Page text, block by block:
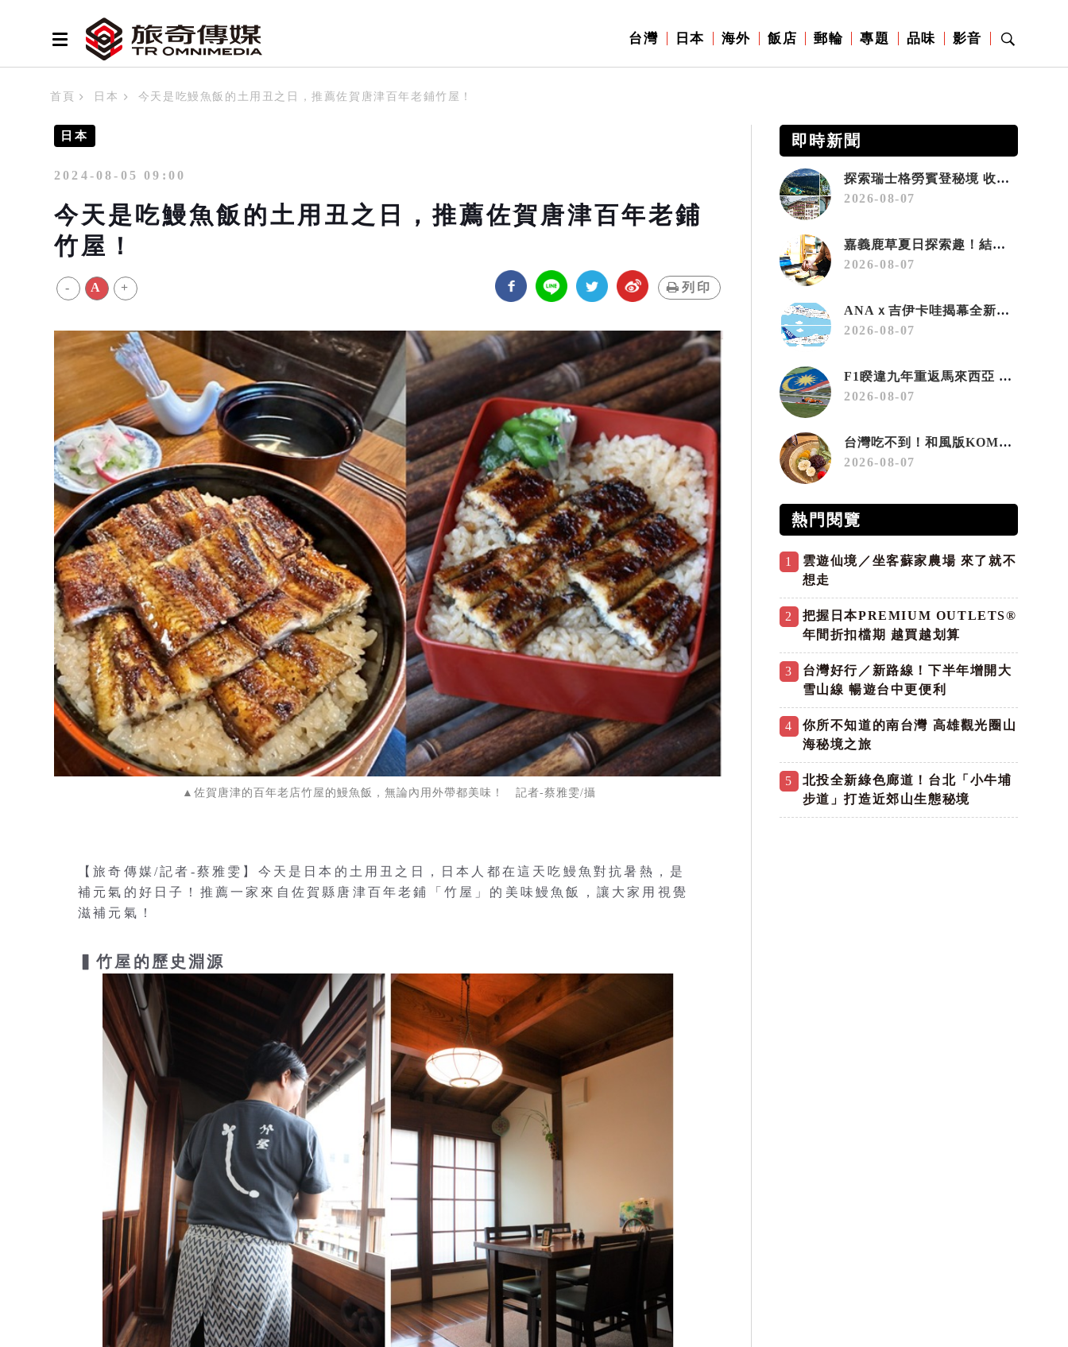
台灣 日本 海外 飯店 郵輪 專題 品味 影音
首頁 日本 今天是吃鰻魚飯的土用丑之日，推薦佐賀唐津百年老鋪竹屋！
日本
2024-08-05 09:00
今天是吃鰻魚飯的土用丑之日，推薦佐賀唐津百年老鋪
竹屋！
- A + 列印
▲佐賀唐津的百年老店竹屋的鰻魚飯，無論內用外帶都美味！ 記者-蔡雅雯/攝
【旅奇傳媒/記者-蔡雅雯】今天是日本的土用丑之日，日本人都在這天吃鰻魚對抗暑熱，是
補元氣的好日子！推薦一家來自佐賀縣唐津百年老鋪「竹屋」的美味鰻魚飯，讓大家用視覺
滋補元氣！
▍竹屋的歷史淵源
即時新聞
探索瑞士格勞賓登秘境 收藏六種阿爾卑斯夏日療癒之旅
2026-08-07
嘉義鹿草夏日探索趣！結合科學、農場與自然的親子小旅行
2026-08-07
ANAｘ吉伊卡哇揭幕全新彩繪機「Chiikawa JET」
2026-08-07
F1睽違九年重返馬來西亞 三大國際賽事打造10月運動旅遊熱潮 賽車、自行車、路跑同週登場
2026-08-07
台灣吃不到！和風版KOMEDA咖啡讓你吃遍名古屋在地美食
2026-08-07
熱門閱覽
1
雲遊仙境／坐客蘇家農場 來了就不
想走
2
把握日本PREMIUM OUTLETS®
年間折扣檔期 越買越划算
3
台灣好行／新路線！下半年增開大
雪山線 暢遊台中更便利
4
你所不知道的南台灣 高雄觀光圈山
海秘境之旅
5
北投全新綠色廊道！台北「小牛埔
步道」打造近郊山生態秘境